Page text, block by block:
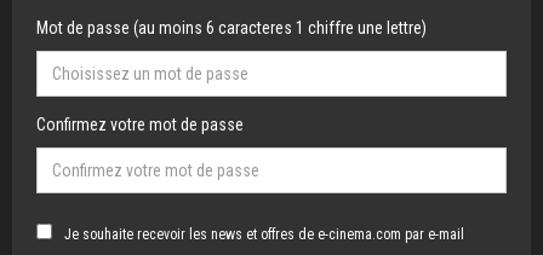
Mot de passe (au moins 6 caracteres 1 chiffre une lettre)
Confirmez votre mot de passe
Je souhaite recevoir les news et offres de e-cinema.com par e-mail